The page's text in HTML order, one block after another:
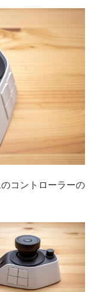
コントローラーの